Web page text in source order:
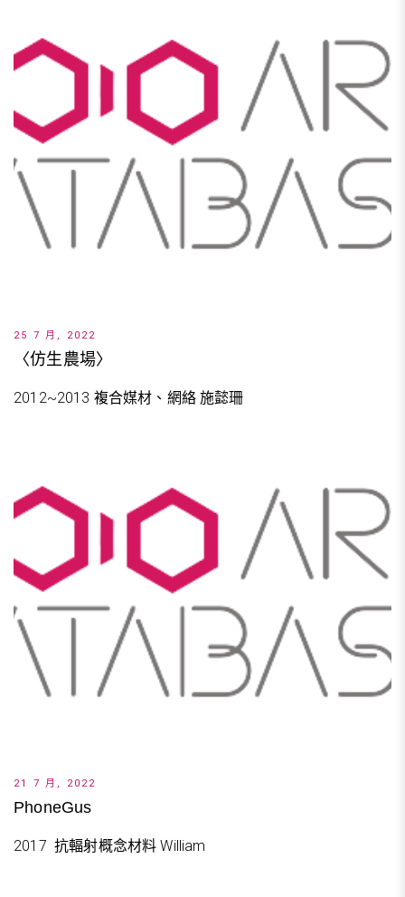
25 7 月, 2022
〈仿生農場〉
2012~2013 複合媒材、網絡 施懿珊
21 7 月, 2022
PhoneGus
2017 抗輻射概念材料 William